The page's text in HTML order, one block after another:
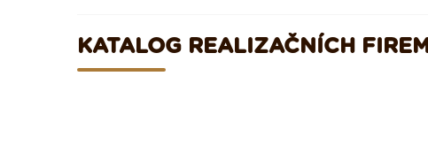
KATALOG REALIZAČNÍCH